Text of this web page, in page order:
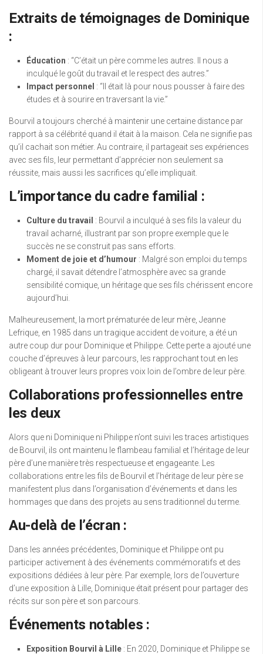
Extraits de témoignages de Dominique
:
Éducation : “C’était un père comme les autres. Il nous a
inculqué le goût du travail et le respect des autres.”
Impact personnel : “Il était là pour nous pousser à faire des
études et à sourire en traversant la vie.”
Bourvil a toujours cherché à maintenir une certaine distance par
rapport à sa célébrité quand il était à la maison. Cela ne signifie pas
qu’il cachait son métier. Au contraire, il partageait ses expériences
avec ses fils, leur permettant d’apprécier non seulement sa
réussite, mais aussi les sacrifices qu’elle impliquait.
L’importance du cadre familial :
Culture du travail : Bourvil a inculqué à ses fils la valeur du
travail acharné, illustrant par son propre exemple que le
succès ne se construit pas sans efforts.
Moment de joie et d’humour : Malgré son emploi du temps
chargé, il savait détendre l’atmosphère avec sa grande
sensibilité comique, un héritage que ses fils chérissent encore
aujourd’hui.
Malheureusement, la mort prématurée de leur mère, Jeanne
Lefrique, en 1985 dans un tragique accident de voiture, a été un
autre coup dur pour Dominique et Philippe. Cette perte a ajouté une
couche d’épreuves à leur parcours, les rapprochant tout en les
obligeant à trouver leurs propres voix loin de l’ombre de leur père.
Collaborations professionnelles entre
les deux
Alors que ni Dominique ni Philippe n’ont suivi les traces artistiques
de Bourvil, ils ont maintenu le flambeau familial et l’héritage de leur
père d’une manière très respectueuse et engageante. Les
collaborations entre les fils de Bourvil et l’héritage de leur père se
manifestent plus dans l’organisation d’événements et dans les
hommages que dans des projets au sens traditionnel du terme.
Au-delà de l’écran :
Dans les années précédentes, Dominique et Philippe ont pu
participer activement à des événements commémoratifs et des
expositions dédiées à leur père. Par exemple, lors de l’ouverture
d’une exposition à Lille, Dominique était présent pour partager des
récits sur son père et son parcours.
Événements notables :
Exposition Bourvil à Lille : En 2020, Dominique et Philippe se